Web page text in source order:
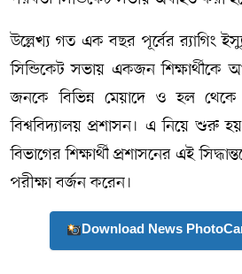
উল্লেখ্য গত এক বছর পূর্বের র‍্যাগিং
সিন্ডিকেট সভায় একজন শিক্ষার্থীকে
জনকে বিভিন্ন মেয়াদে ও হল
বিশ্ববিদ্যালয় প্রশাসন। এ নিয়ে শুরু
বিভাগের শিক্ষার্থী প্রশাসনের এই
পরীক্ষা বর্জন করেন।
Download News